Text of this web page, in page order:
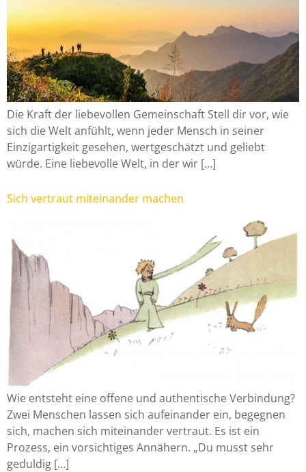
Die Kraft der liebevollen Gemeinschaft Stell dir vor, wie
sich die Welt anfühlt, wenn jeder Mensch in seiner
Einzigartigkeit gesehen, wertgeschätzt und geliebt
würde. Eine liebevolle Welt, in der wir […]
Sich vertraut miteinander machen
Wie entsteht eine offene und authentische Verbindung?
Zwei Menschen lassen sich aufeinander ein, begegnen
sich, machen sich miteinander vertraut. Es ist ein
Prozess, ein vorsichtiges Annähern. „Du musst sehr
geduldig […]